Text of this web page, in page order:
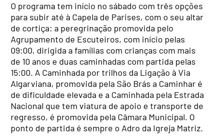
O programa tem início no sábado com três opções
para subir até à Capela de Parises, com o seu altar
de cortiça: a peregrinação promovida pelo
Agrupamento de Escuteiros, com início pelas
09:00, dirigida a famílias com crianças com mais
de 10 anos e duas caminhadas com partida pelas
15:00. A Caminhada por trilhos da Ligação à Via
Algarviana, promovida pela São Brás a Caminhar é
de dificuldade elevada e a Caminhada pela Estrada
Nacional que tem viatura de apoio e transporte de
regresso, é promovida pela Câmara Municipal. O
ponto de partida é sempre o Adro da Igreja Matriz.